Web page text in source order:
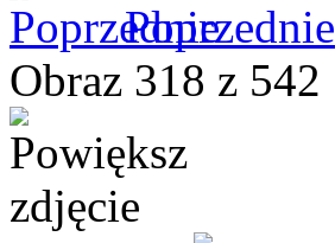
Poprzednie
Obraz 318 z 542